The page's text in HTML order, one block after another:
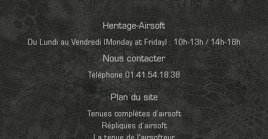
Heritage-Airsoft
Du Lundi au Vendredi (Monday at Friday) : 10h-13h / 14h-18h
Nous contacter
Téléphone 01.41.54.18.38
Plan du site
Tenues complètes d’airsoft
Répliques d’airsoft